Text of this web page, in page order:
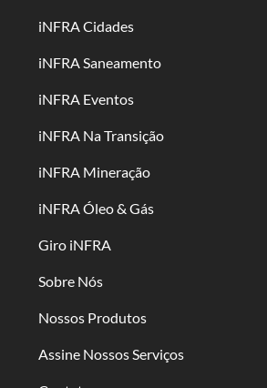
iNFRA Cidades
iNFRA Saneamento
iNFRA Eventos
iNFRA Na Transição
iNFRA Mineração
iNFRA Óleo & Gás
Giro iNFRA
Sobre Nós
Nossos Produtos
Assine Nossos Serviços